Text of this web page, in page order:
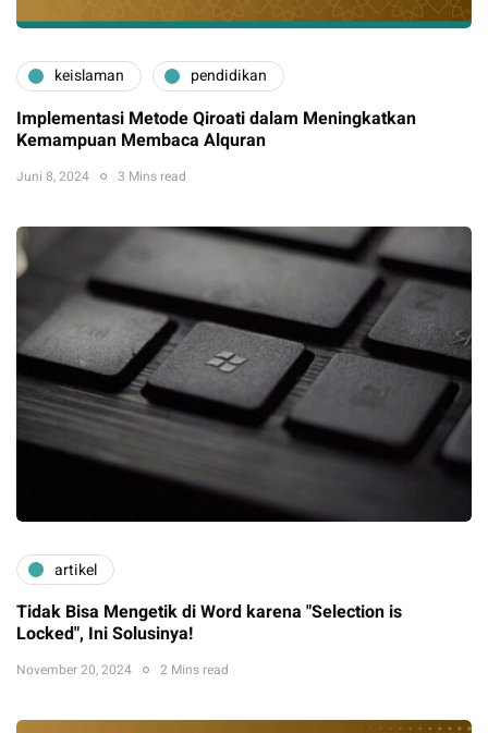
keislaman pendidikan
Implementasi Metode Qiroati dalam Meningkatkan
Kemampuan Membaca Alquran
Juni 8, 2024 3 Mins read
artikel
Tidak Bisa Mengetik di Word karena "Selection is
Locked", Ini Solusinya!
November 20, 2024 2 Mins read